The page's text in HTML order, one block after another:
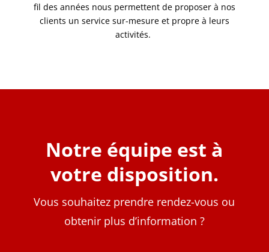
fil des années nous permettent de proposer à nos
clients un service sur-mesure et propre à leurs
activités.
Notre équipe est à
votre disposition.
Vous souhaitez prendre rendez-vous ou
obtenir plus d’information ?